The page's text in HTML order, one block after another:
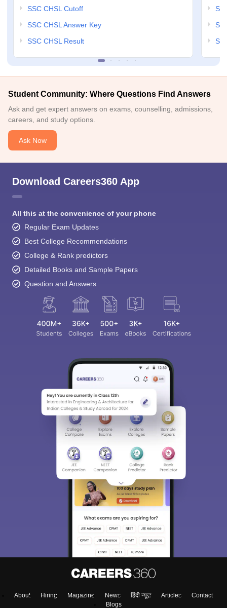
SSC CHSL Cutoff
SSC CHSL Answer Key
SSC CHSL Result
Student Community: Where Questions Find Answers
Ask and get expert answers on exams, counselling, admissions,
careers, and study options.
Ask Now
Download Careers360 App
All this at the convenience of your phone
Regular Exam Updates
Best College Recommendations
College & Rank predictors
Detailed Books and Sample Papers
Question and Answers
About Hiring Magazine News हिंदी न्यूज़ Articles
Contact
Blogs